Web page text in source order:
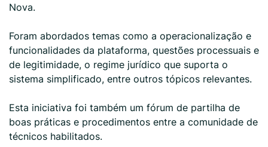
Nova.
Foram abordados temas como a operacionalização e
funcionalidades da plataforma, questões processuais e
de legitimidade, o regime jurídico que suporta o
sistema simplificado, entre outros tópicos relevantes.
Esta iniciativa foi também um fórum de partilha de
boas práticas e procedimentos entre a comunidade de
técnicos habilitados.